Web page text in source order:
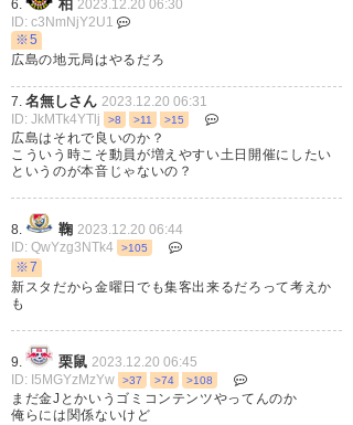
6. 柏 2023.12.20 06:30
ID: c3NmNjY2U1
※5
広島の地元局はやるだろ
7. 名無しさん 2023.12.20 06:31
ID: JkMTk4YTlj
>8 >11 >15
広島はそれで良いのか？
こういう時こそ動員が増えやすい土日開催にしたい
というのが本音じゃないの？
8. 鞠 2023.12.20 06:44
ID: QwYzg3NTk4
>105
※7
新スタだから金曜日でも集客出来るだろって考えか
も
9. 栗鼠 2023.12.20 06:45
ID: I5MGYzMzYw
>37 >74 >108
まだ金Jとかいうゴミコンテンツやってんのか
俺らには関係ないけど